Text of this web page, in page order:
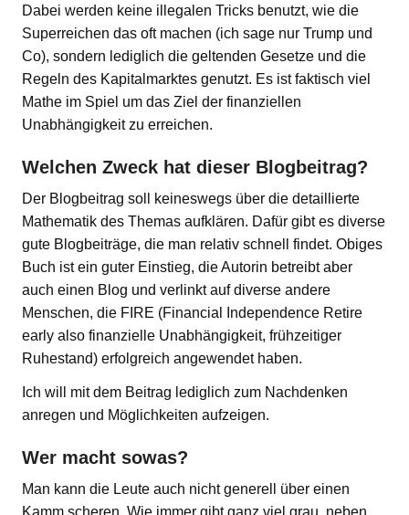
Dabei werden keine illegalen Tricks benutzt, wie die
Superreichen das oft machen (ich sage nur Trump und
Co), sondern lediglich die geltenden Gesetze und die
Regeln des Kapitalmarktes genutzt. Es ist faktisch viel
Mathe im Spiel um das Ziel der finanziellen
Unabhängigkeit zu erreichen.
Welchen Zweck hat dieser Blogbeitrag?
Der Blogbeitrag soll keineswegs über die detaillierte
Mathematik des Themas aufklären. Dafür gibt es diverse
gute Blogbeiträge, die man relativ schnell findet. Obiges
Buch ist ein guter Einstieg, die Autorin betreibt aber
auch einen Blog und verlinkt auf diverse andere
Menschen, die FIRE (Financial Independence Retire
early also finanzielle Unabhängigkeit, frühzeitiger
Ruhestand) erfolgreich angewendet haben.
Ich will mit dem Beitrag lediglich zum Nachdenken
anregen und Möglichkeiten aufzeigen.
Wer macht sowas?
Man kann die Leute auch nicht generell über einen